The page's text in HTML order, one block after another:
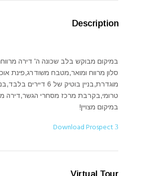
Description
במיקום מבוקש בלב שכונה ה' דירה
סלון מרווח ומואר,מטבח משודרג,פינת
מוגדרת,בניין בוטיק של 6 דיירים
טרומי,בקרבת מרכז מסחרי הגשר,דירה
במיקום מצויין!
Download Prospect